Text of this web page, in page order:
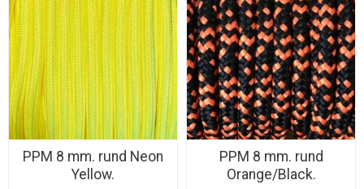
PPM 8 mm. rund Neon
Yellow.
PPM 8 mm. rund
Orange/Black.